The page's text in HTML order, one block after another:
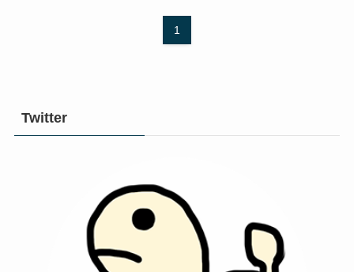
1
Twitter